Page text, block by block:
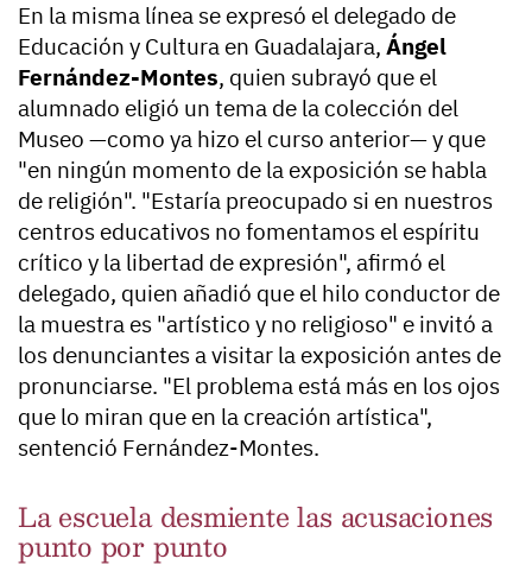
En la misma línea se expresó el delegado de
Educación y Cultura en Guadalajara, Ángel
Fernández-Montes, quien subrayó que el
alumnado eligió un tema de la colección del
Museo —como ya hizo el curso anterior— y que
"en ningún momento de la exposición se habla
de religión". "Estaría preocupado si en nuestros
centros educativos no fomentamos el espíritu
crítico y la libertad de expresión", afirmó el
delegado, quien añadió que el hilo conductor de
la muestra es "artístico y no religioso" e invitó a
los denunciantes a visitar la exposición antes de
pronunciarse. "El problema está más en los ojos
que lo miran que en la creación artística",
sentenció Fernández-Montes.
La escuela desmiente las acusaciones
punto por punto